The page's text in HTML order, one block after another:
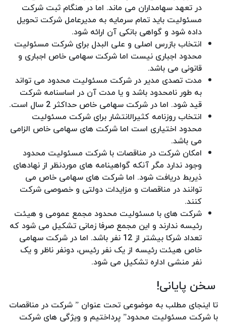
در تعهد سهامداران می ماند. اما در هنگام ثبت شرکت
مسئولیت باید تمام سرمایه به مدیرعامل شرکت تحویل
داده شود و گواهی بانکی آن ارائه شود.
انتخاب بازرس اصلی و علی البدل برای شرکت مسئولیت
محدود اجباری نیست اما شرکت سهامی خاص اجباری و
قانونی می باشد.
مدت تصدی مدیر در شرکت مسئولیت محدود می تواند
به طور نامحدود باشد و یا مدت آن در اساسنامه شرکت
قید شود. اما در شرکت سهامی خاص حداکثر 2 سال است.
انتخاب روزنامه کثیرالانتشار برای شرکت مسئولیت
محدود اختیاری است اما شرکت های سهامی خاص الزامی
می باشد.
امکان شرکت در مناقصات با شرکت مسئولیت محدود
وجود ندارد مگر آنکه گواهینامه های موردنظر از نهادهای
ذیربط دریافت شود. اما شرکت های سهامی خاص می
توانند در مناقصات و مزایدات دولتی و خصوصی شرکت
کنند.
شرکت های با مسئولیت محدود مجمع عمومی و هیئت
رئیسه ندارند و این مجمع صرفا زمانی تشکیل می شود که
تعداد شرکا بیشتر از 12 نفر باشد. اما در شرکت سهامی
خاص هیئت رئیسه از یک نفر رئیس، دونفر ناظر و یک
نفر منشی اداره تشکیل می شود.
سخن پایانی!
تا اینجای مطلب به موضوعی تحت عنوان ” شرکت در مناقصات
با شرکت مسئولیت محدود” پرداختیم و ویژگی های شرکت